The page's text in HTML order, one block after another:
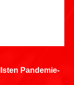
Pandemie-